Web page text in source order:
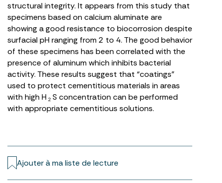
structural integrity. It appears from this study that
specimens based on calcium aluminate are
showing a good resistance to biocorrosion despite
surfacial pH ranging from 2 to 4. The good behavior
of these specimens has been correlated with the
presence of aluminum which inhibits bacterial
activity. These results suggest that “coatings”
used to protect cementitious materials in areas
with high H 2 S concentration can be performed
with appropriate cementitious solutions.
Ajouter à ma liste de lecture